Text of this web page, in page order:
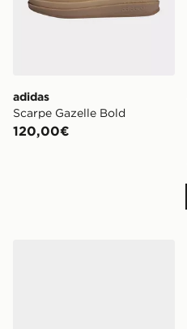
adidas
Scarpe Gazelle Bold
120,00€